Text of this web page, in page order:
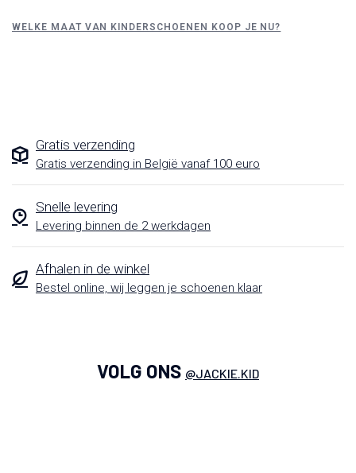
WELKE MAAT VAN KINDERSCHOENEN KOOP JE NU?
Gratis verzending
Gratis verzending in België vanaf 100 euro
Snelle levering
Levering binnen de 2 werkdagen
Afhalen in de winkel
Bestel online, wij leggen je schoenen klaar
VOLG ONS @JACKIE.KID